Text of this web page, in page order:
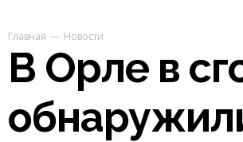
Главная Новости
В Орле в